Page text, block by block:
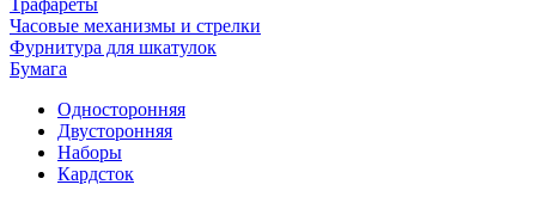
Трафареты
Часовые механизмы и стрелки
Фурнитура для шкатулок
Бумага
Односторонняя
Двусторонняя
Наборы
Кардсток